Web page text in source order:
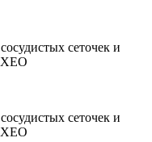
сеточек и
сеточек и